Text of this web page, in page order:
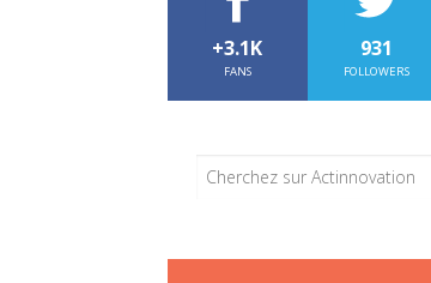
+3.1K
FANS
931
FOLLOWERS